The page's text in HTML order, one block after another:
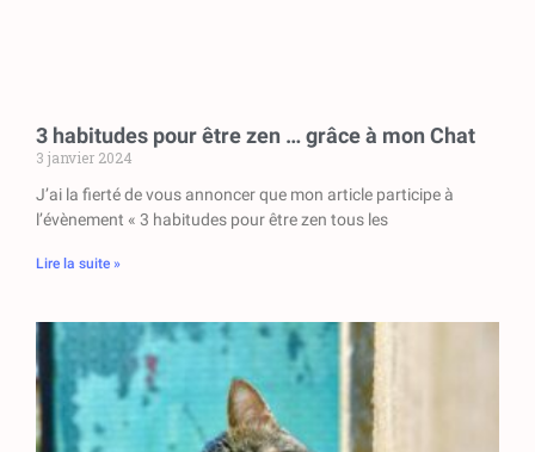
3 habitudes pour être zen … grâce à mon Chat
3 janvier 2024
J’ai la fierté de vous annoncer que mon article participe à
l’évènement « 3 habitudes pour être zen tous les
Lire la suite »